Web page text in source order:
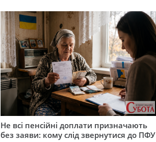
Не всі пенсійні доплати призначають
без заяви: кому слід звернутися до ПФУ